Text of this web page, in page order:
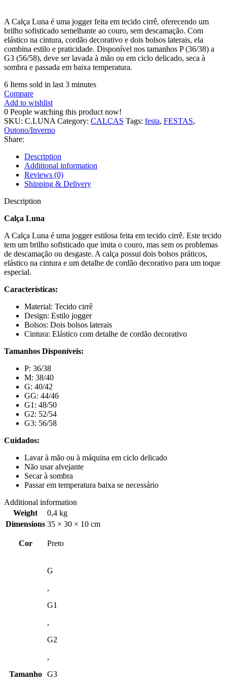
A Calça Luna é uma jogger feita em tecido cirrê, oferecendo um
brilho sofisticado semelhante ao couro, sem descamação. Com
elástico na cintura, cordão decorativo e dois bolsos laterais, ela
combina estilo e praticidade. Disponível nos tamanhos P (36/38) a
G3 (56/58), deve ser lavada à mão ou em ciclo delicado, seca à
sombra e passada em baixa temperatura.
6 Items sold in last 3 minutes
Compare
Add to wishlist
0 People watching this product now!
SKU: C.LUNA Category: CALÇAS Tags: festa, FESTAS,
Outono/Inverno
Share:
Description
Additional information
Reviews (0)
Shipping & Delivery
Description
Calça Luna
A Calça Luna é uma jogger estilosa feita em tecido cirrê. Este tecido
tem um brilho sofisticado que imita o couro, mas sem os problemas
de descamação ou desgaste. A calça possui dois bolsos práticos,
elástico na cintura e um detalhe de cordão decorativo para um toque
especial.
Características:
Material: Tecido cirrê
Design: Estilo jogger
Bolsos: Dois bolsos laterais
Cintura: Elástico com detalhe de cordão decorativo
Tamanhos Disponíveis:
P: 36/38
M: 38/40
G: 40/42
GG: 44/46
G1: 48/50
G2: 52/54
G3: 56/58
Cuidados:
Lavar à mão ou à máquina em ciclo delicado
Não usar alvejante
Secar à sombra
Passar em temperatura baixa se necessário
Additional information
Weight
0,4 kg
Dimensions 35 × 30 × 10 cm
Cor Preto
Tamanho
G
,
G1
,
G2
,
G3